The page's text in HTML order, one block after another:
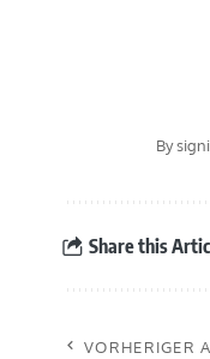
By
Share this
VORHERIGER